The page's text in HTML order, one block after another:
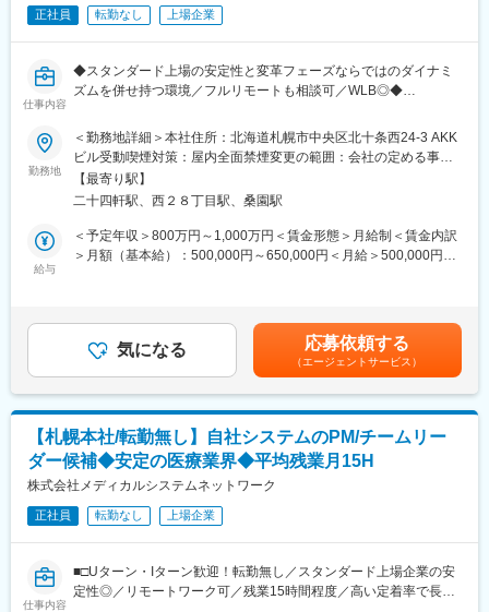
■組織構成
帯広市3店舗、豊頃町1店舗、浦幌町1店舗、本別町1店舗の合計6
店舗を運営し、全体で約40名のスタッフが協力し合いながら業務
を進めています。
■業務の魅力
幅広い診療科目を経験できるほか、在宅医療や店舗間異動により
多様なキャリア形成が可能です。患者様や地域とのつながりを実
感しながら働けます。
■教育体制
入社後はOJTや先輩薬剤師によるサポート体制が整い、実務を通
平均残業時間は月0時間を基本としており、働きやすさとワークラ
イフバランスを重視した環境です。社員の声が反映されやすい風
通しの良い社風です。
■想定されるキャリアパス
店舗間での異動によるスキル向上や、将来的には管理薬剤師など
マネジメント職へのキャリアアップも可能です。
■企業の特徴/魅力
社長と直接意見交換できる体制や、社員発案の制度導入など柔軟
変更の範囲：会社の定める業務
正社員 転勤なし 上場企業
仕事内容
◆スタンダード上場の安定性と変革フェーズならではのダイナミ
ズムを併せ持つ環境／フルリモートも相談可／WLB◎◆
全国450店舗超の「なの花薬局」と、約1万店の医薬品ネットワー
ク加盟薬局を支える自社業務システムの中核を担うプロジェクト
を、企画から推進までリードいただくPMを募集します。現在、同
時並行で複数プロジェクトが立ち上がっており推進力強化のため
の募集です。将来的には20名規模のプロジェクトをお任せする想
定です。
は組織運営にも貢献いただきたいと考えています。
発、基幹システム刷新 等
■技術環境
複数システムがあり、レガシーからモダンまで幅広い技術に触れ
られる環境です。オンプレミス環境のシステムに加え、近年は、
AWS、Angular、TypeScript、Spring Boot、Java、サーバレス構
成を採用した開発も進行中。アジャイル・ウォーターフォールい
ずれもプロジェクト特性に応じて選択。技術選定や進め方に関与
できる裁量も特徴です。
勤務地
＜勤務地詳細＞本社住所：北海道札幌市中央区北十条西24-3 AKK
ビル受動喫煙対策：屋内全面禁煙変更の範囲：会社の定める事業
所（リモートワーク含む）
【最寄り駅】
二十四軒駅、西２８丁目駅、桑園駅
給与
＜予定年収＞800万円～1,000万円＜賃金形態＞月給制＜賃金内訳
＞月額（基本給）：500,000円～650,000円＜月給＞500,000円～
談し決定致します。■賞与：年2回支給（合計3か月分支給）賃金
はあくまでも目安の金額であり、選考を通じて上下する可能性が
あります。月給(月額)は固定手当を含めた表記です。
気になる 応募依頼する
（エージェントサービス）
【札幌本社/転勤無し】自社システムのPM/チームリー
ダー候補◆安定の医療業界◆平均残業月15H
株式会社メディカルシステムネットワーク
正社員 転勤なし 上場企業
仕事内容
■□Uターン・Iターン歓迎！転勤無し／スタンダード上場企業の安
定性◎／リモートワーク可／残業15時間程度／高い定着率で長期